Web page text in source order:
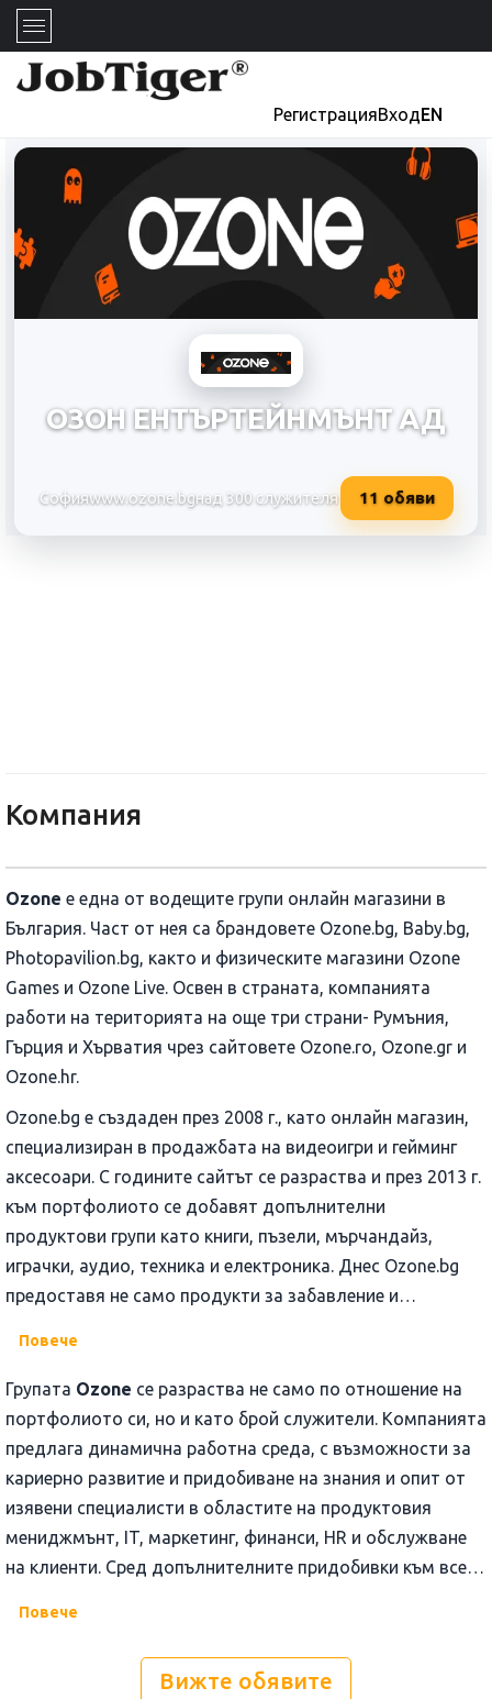
РегистрацияВходEN
ОЗОН ЕНТЪРТЕЙНМЪНТ АД
Софияwww.ozone.bgнад 300 служителя 11 обяви
Компания
Ozone е една от водещите групи онлайн магазини в
България. Част от нея са брандовете Ozone.bg, Baby.bg,
Photopavilion.bg, както и физическите магазини Ozone
Games и Ozone Live. Освен в страната, компанията
работи на територията на още три страни- Румъния,
Гърция и Хърватия чрез сайтовете Ozone.ro, Ozone.gr и
Ozone.hr.
Ozone.bg е създаден през 2008 г., като онлайн магазин,
специализиран в продажбата на видеоигри и гейминг
аксесоари. С годините сайтът се разраства и през 2013 г.
към портфолиото се добавят допълнителни
продуктови групи като книги, пъзели, мърчандайз,
играчки, аудио, техника и електроника. Днес Ozone.bg
предоставя не само продукти за забавление и
открият това, което търсят на едно място, но и да имат
избор от различни марки и разновидности на
продуктите.
Повече
Групата Ozone се разраства не само по отношение на
портфолиото си, но и като брой служители. Компанията
предлага динамична работна среда, с възможности за
кариерно развитие и придобиване на знания и опит от
изявени специалисти в областите на продуктовия
мениджмънт, IT, маркетинг, финанси, HR и обслужване
на клиенти. Сред допълнителните придобивки към всеки
сайтове и други партньори, спортна карта на
преференциална цена, гъвкаво работно време с
Повече
Вижте обявите